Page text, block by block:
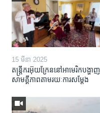
15 មីនា 2025
តន្ត្រីករ​អ៊ុយក្រែន​នៅ​អាមេរិក​បង្ហាញ​
សាមគ្គីភាព​តាម​រយៈ​ការសម្តែង